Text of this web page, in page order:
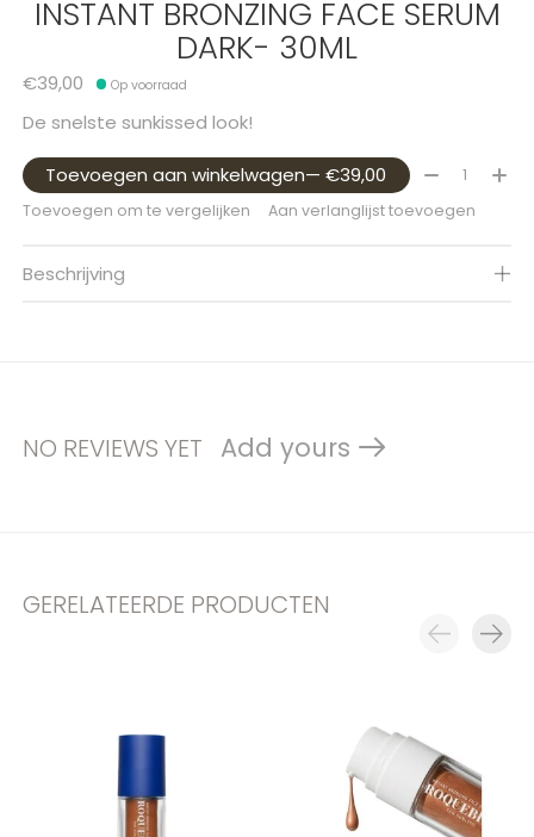
INSTANT BRONZING FACE SERUM
DARK- 30ML
€39,00 Op voorraad
De snelste sunkissed look!
Toevoegen aan winkelwagen — €39,00 Aantal:
Toevoegen om te vergelijken Aan verlanglijst toevoegen
Beschrijving
NO REVIEWS YET Add yours
GERELATEERDE PRODUCTEN